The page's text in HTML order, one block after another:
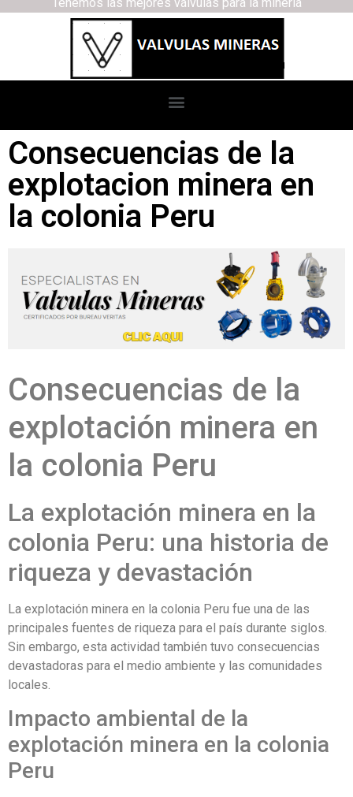
Consecuencias de la
explotacion minera en
la colonia Peru
Consecuencias de la
explotación minera en
la colonia Peru
La explotación minera en la
colonia Peru: una historia de
riqueza y devastación
La explotación minera en la colonia Peru fue una de las
principales fuentes de riqueza para el país durante siglos.
Sin embargo, esta actividad también tuvo consecuencias
devastadoras para el medio ambiente y las comunidades
locales.
Impacto ambiental de la
explotación minera en la colonia
Peru